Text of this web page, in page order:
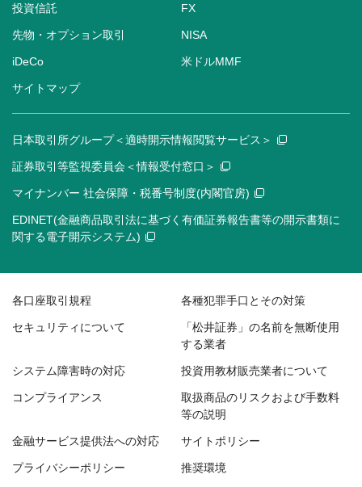
投資信託 FX
先物・オプション取引 NISA
iDeCo 米ドルMMF
サイトマップ
日本取引所グループ＜適時開示情報閲覧サービス＞
証券取引等監視委員会＜情報受付窓口＞
マイナンバー 社会保障・税番号制度(内閣官房)
EDINET(金融商品取引法に基づく有価証券報告書等の開示書類に
関する電子開示システム)
各口座取引規程 各種犯罪手口とその対策
セキュリティについて
「松井証券」の名前を無断使用
する業者
システム障害時の対応 投資用教材販売業者について
コンプライアンス
取扱商品のリスクおよび手数料
等の説明
金融サービス提供法への対応 サイトポリシー
プライバシーポリシー 推奨環境